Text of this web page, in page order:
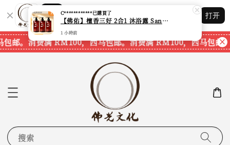
Shopping: 追踪您的订单
您信赖的商店
打开
邮。 消费满 RM100，西马包邮。消费满 RM100，西马包邮。
搜索
C************已購買了
【佛佑】檀香三好 2合1 沐浴露 Sandalwood Hair&Body Shampoo【1套3支】【750ml一支】【现货速发】
1 小時前